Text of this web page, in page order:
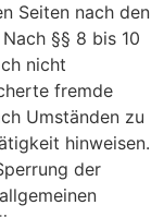
Seiten nach den
§§ 8 bis 10
nicht
fremde
Umständen zu
hinweisen.
der